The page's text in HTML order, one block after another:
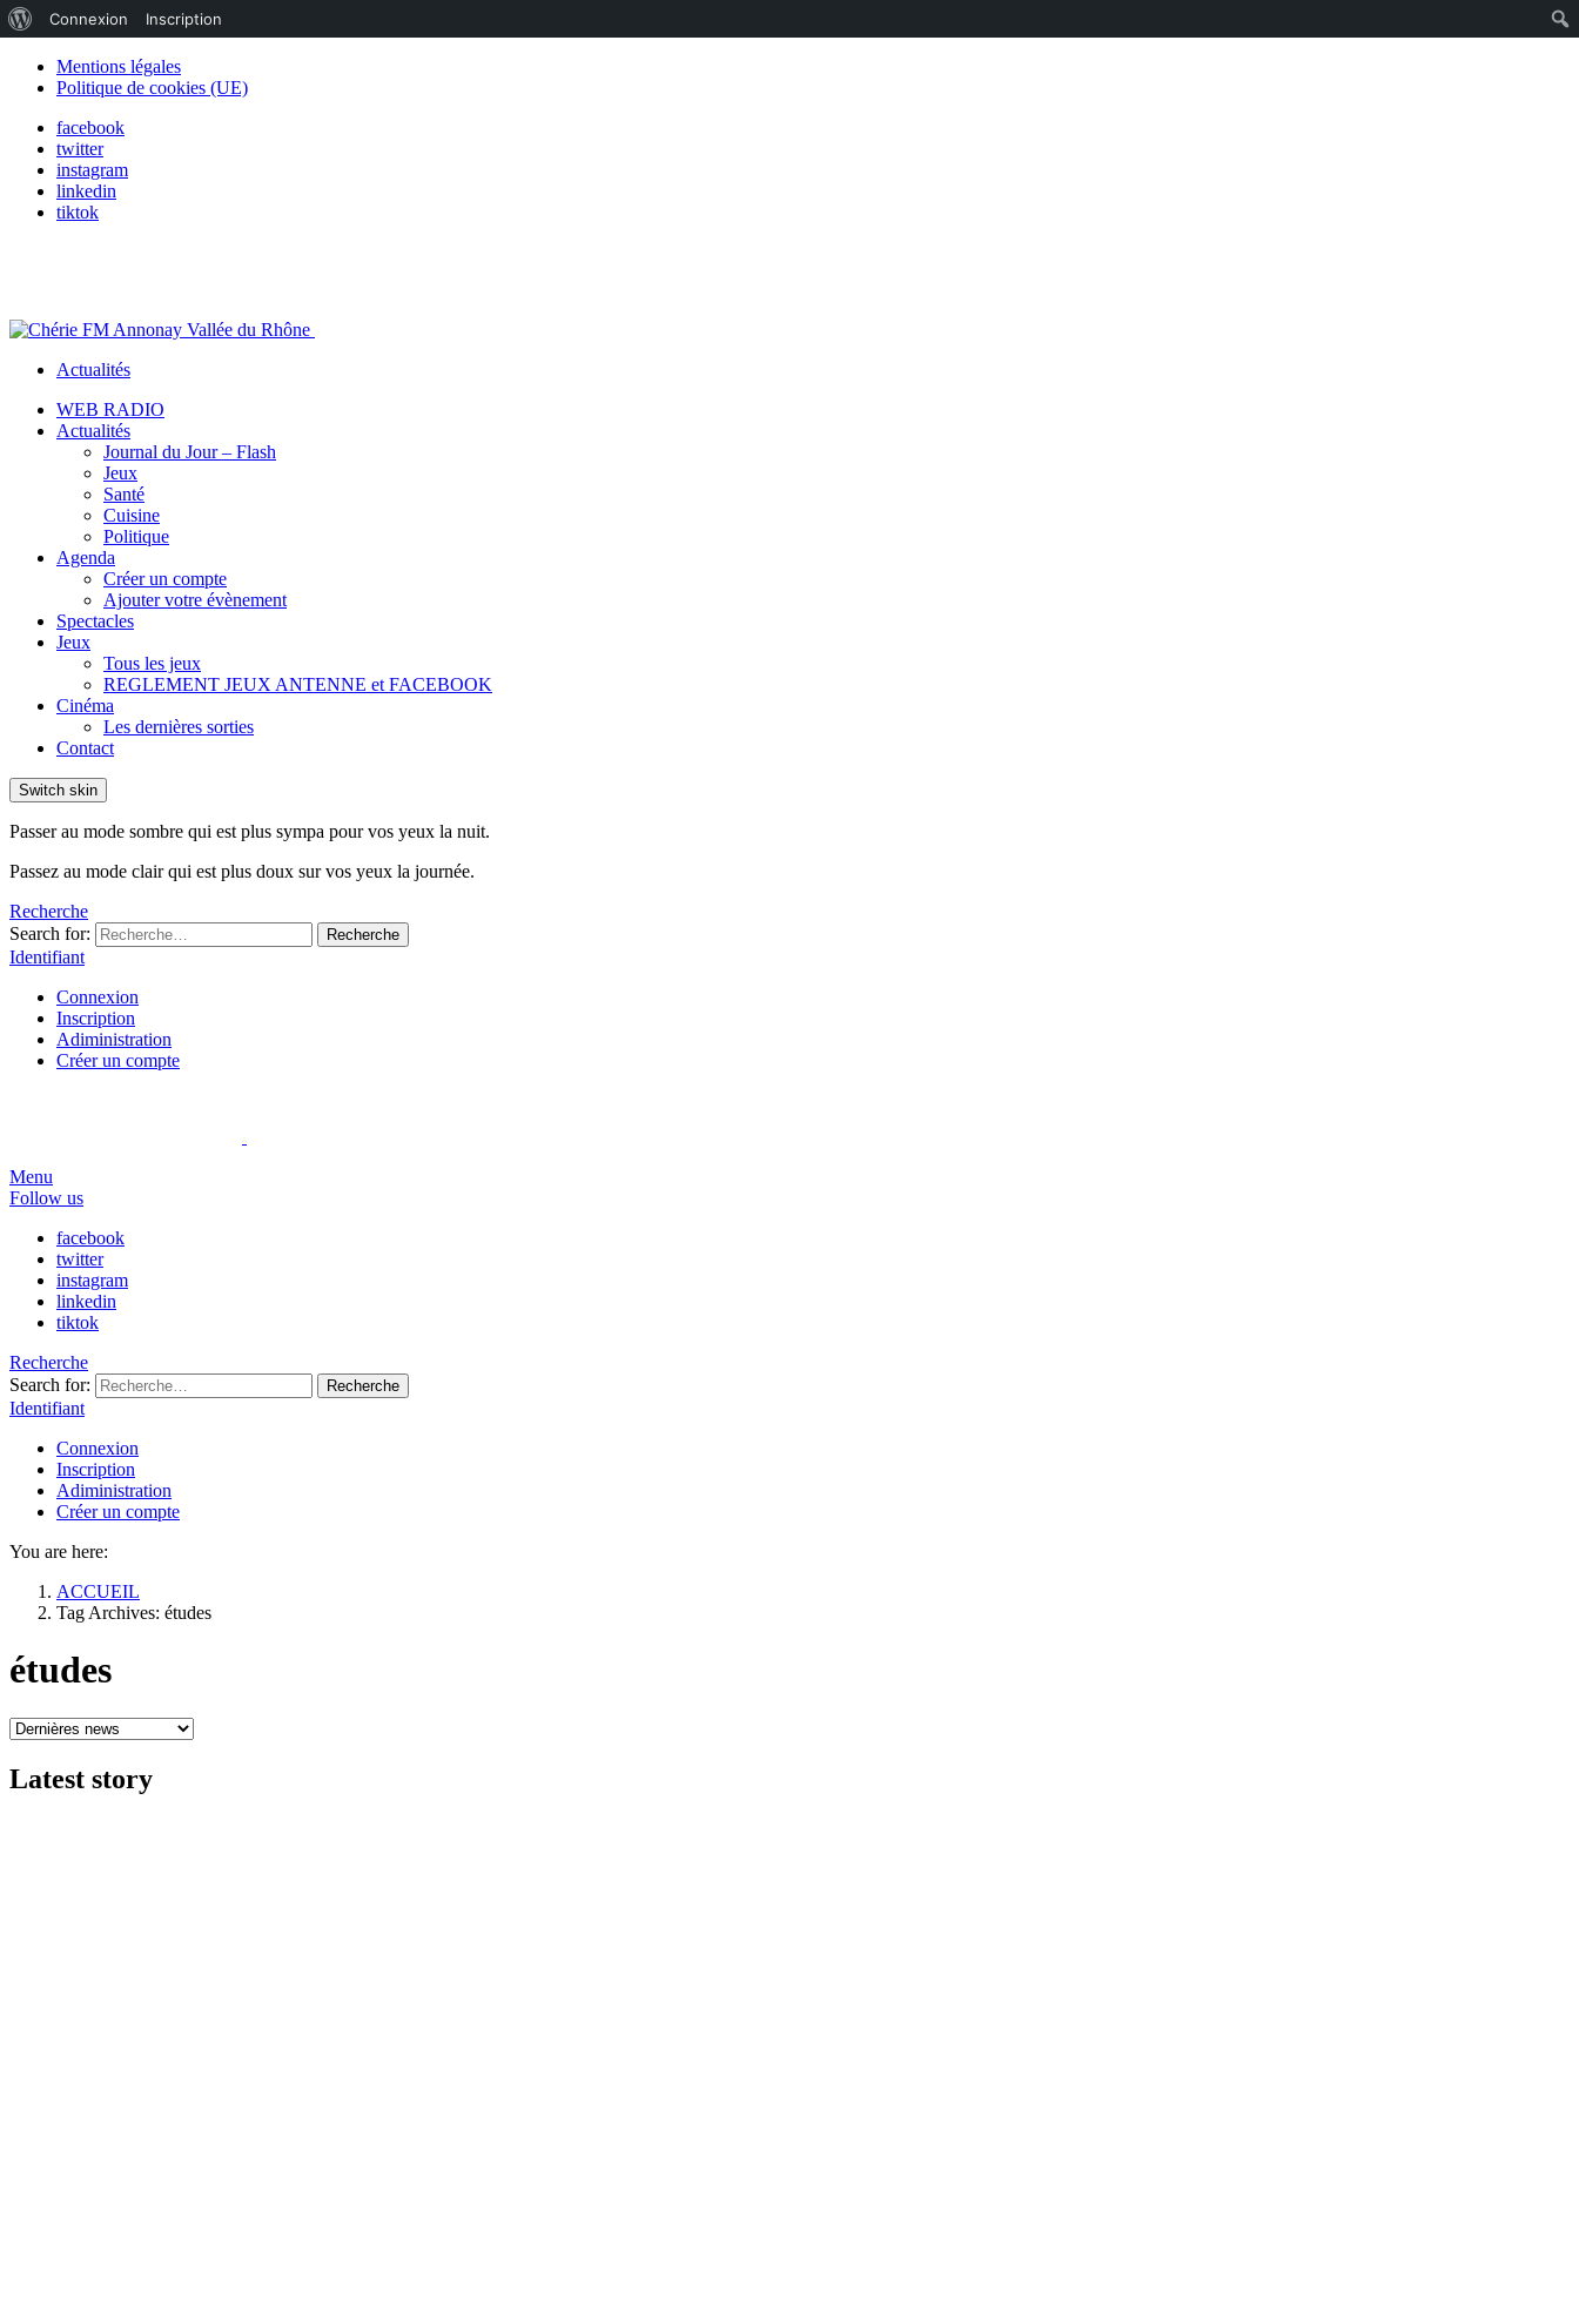
Mentions légales
Politique de cookies (UE)
facebook
twitter
instagram
linkedin
tiktok
Actualités
WEB RADIO
Actualités
Journal du Jour – Flash
Jeux
Santé
Cuisine
Politique
Agenda
Créer un compte
Ajouter votre évènement
Spectacles
Jeux
Tous les jeux
REGLEMENT JEUX ANTENNE et FACEBOOK
Cinéma
Les dernières sorties
Contact
Switch skin
Passer au mode sombre qui est plus sympa pour vos yeux la nuit.
Passez au mode clair qui est plus doux sur vos yeux la journée.
Recherche
Search for:
Recherche
Identifiant
Connexion
Inscription
Adiministration
Créer un compte
Menu
Follow us
facebook
twitter
instagram
linkedin
tiktok
Recherche
Search for:
Recherche
Identifiant
Connexion
Inscription
Adiministration
Créer un compte
You are here:
ACCUEIL
Tag Archives: études
études
Latest story
de
WordPress
Connexion Inscription